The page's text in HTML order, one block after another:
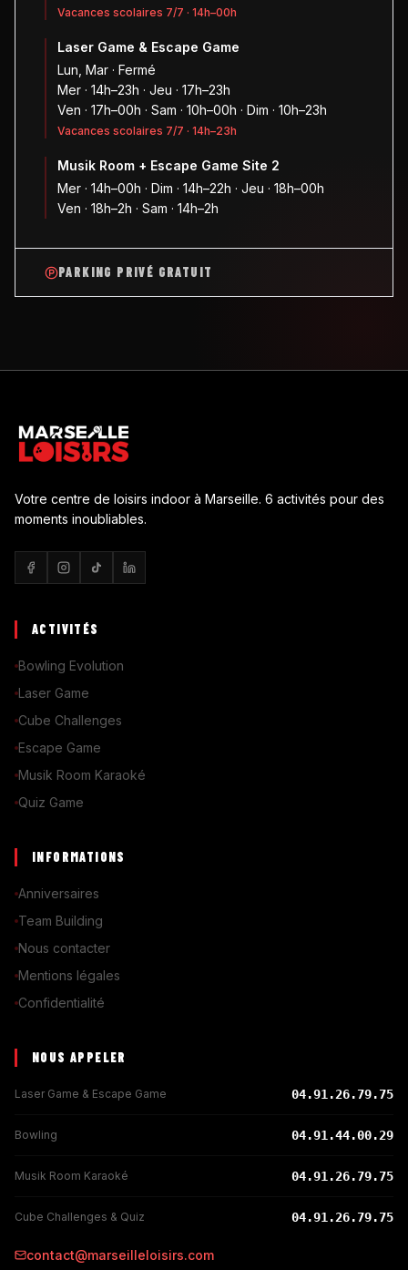
Vacances scolaires 7/7 · 14h–00h
Laser Game & Escape Game
Lun, Mar · Fermé
Mer · 14h–23h · Jeu · 17h–23h
Ven · 17h–00h · Sam · 10h–00h · Dim · 10h–23h
Vacances scolaires 7/7 · 14h–23h
Musik Room + Escape Game Site 2
Mer · 14h–00h · Dim · 14h–22h · Jeu · 18h–00h
Ven · 18h–2h · Sam · 14h–2h
PARKING PRIVÉ GRATUIT
Votre centre de loisirs indoor à Marseille. 6 activités pour des
moments inoubliables.
ACTIVITÉS
Bowling Evolution
Laser Game
Cube Challenges
Escape Game
Musik Room Karaoké
Quiz Game
INFORMATIONS
Anniversaires
Team Building
Nous contacter
Mentions légales
Confidentialité
NOUS APPELER
Laser Game & Escape Game 04.91.26.79.75
Bowling 04.91.44.00.29
Musik Room Karaoké 04.91.26.79.75
Cube Challenges & Quiz 04.91.26.79.75
contact@marseilleloisirs.com